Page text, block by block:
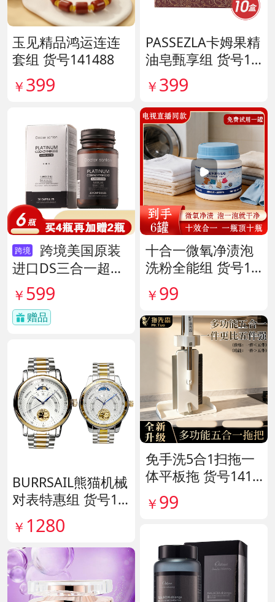
玉见精品鸿运连连
套组 货号141488
￥ 399
跨境
跨境美国原装
进口DS三合一超级
酶 货号138497
￥ 599
赠品
BURRSAIL熊猫机械
对表特惠组 货号13
9796
￥ 1280
PASSEZLA卡姆果精
油皂甄享组 货号14
0198
￥ 399
十合一微氧净渍泡
洗粉全能组 货号14
1926
￥ 99
免手洗5合1扫拖一
体平板拖 货号1415
￥ 99